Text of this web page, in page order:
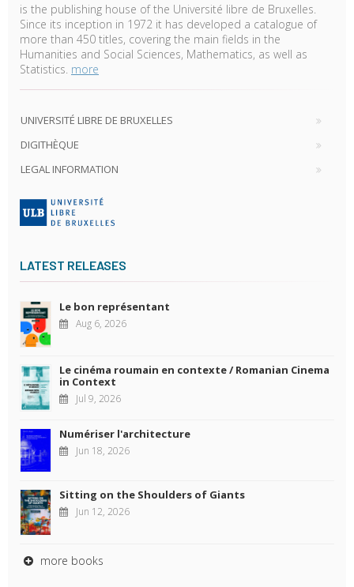
is the publishing house of the Université libre de Bruxelles.
Since its inception in 1972 it has developed a catalogue of
more than 450 titles, covering the main fields in the
Humanities and Social Sciences, Mathematics, as well as
Statistics. more
UNIVERSITÉ LIBRE DE BRUXELLES
DIGITHÈQUE
LEGAL INFORMATION
LATEST RELEASES
Le bon représentant
Aug 6, 2026
Le cinéma roumain en contexte / Romanian Cinema
in Context
Jul 9, 2026
Numériser l'architecture
Jun 18, 2026
Sitting on the Shoulders of Giants
Jun 12, 2026
more books